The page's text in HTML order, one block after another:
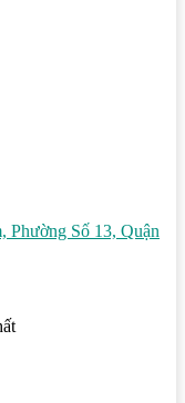
Phường Số 13, Quận